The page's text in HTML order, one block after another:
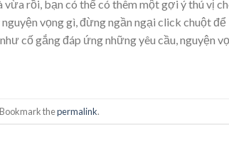
rồi, bạn có thể có thêm một gợi ý thú vị
vọng gì, đừng ngần ngại click chuột để
cố gắng đáp ứng những yêu cầu, nguyện
thepermalink.